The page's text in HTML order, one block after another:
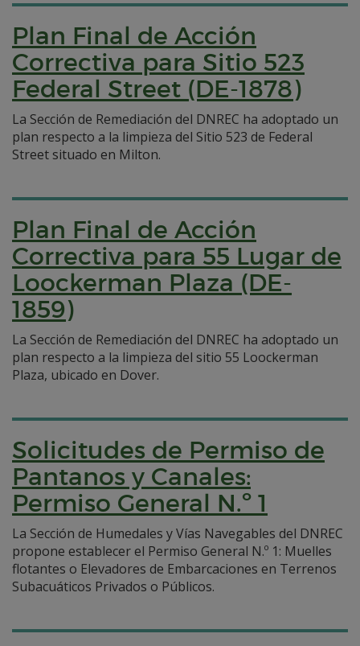
Plan Final de Acción
Correctiva para Sitio 523
Federal Street (DE-1878)
La Sección de Remediación del DNREC ha adoptado un
plan respecto a la limpieza del Sitio 523 de Federal
Street situado en Milton.
Plan Final de Acción
Correctiva para 55 Lugar de
Loockerman Plaza (DE-
1859)
La Sección de Remediación del DNREC ha adoptado un
plan respecto a la limpieza del sitio 55 Loockerman
Plaza, ubicado en Dover.
Solicitudes de Permiso de
Pantanos y Canales:
Permiso General N.º 1
La Sección de Humedales y Vías Navegables del DNREC
propone establecer el Permiso General N.º 1: Muelles
flotantes o Elevadores de Embarcaciones en Terrenos
Subacuáticos Privados o Públicos.